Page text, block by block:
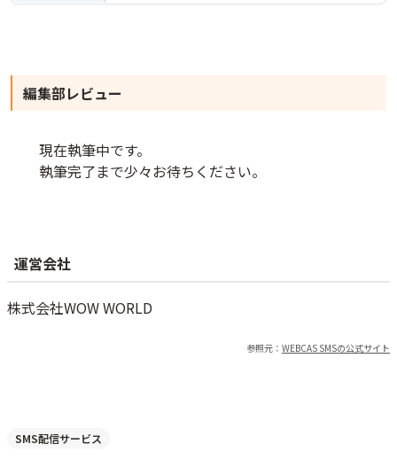
編集部レビュー
現在執筆中です。
執筆完了まで少々お待ちください。
運営会社
株式会社WOW WORLD
参照元： WEBCAS SMSの公式サイト
SMS配信サービス